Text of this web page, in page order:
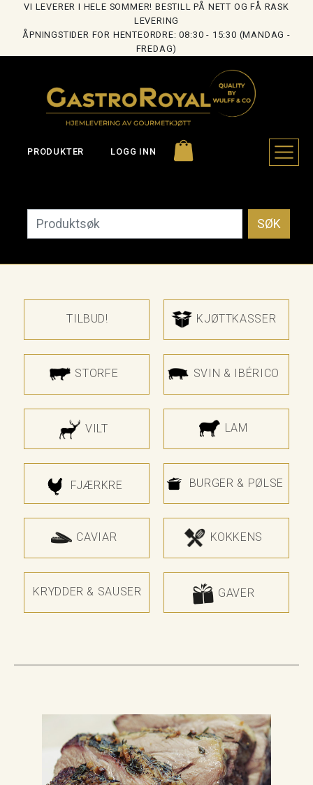
VI LEVERER I HELE SOMMER! BESTILL PÅ NETT OG FÅ RASK
LEVERING
ÅPNINGSTIDER FOR HENTEORDRE: 08:30 - 15:30 (MANDAG -
FREDAG)
PRODUKTER LOGG INN
SØK
TILBUD! KJØTTKASSER
STORFE SVIN & IBÉRICO
VILT LAM
FJÆRKRE BURGER & PØLSE
CAVIAR KOKKENS
KRYDDER & SAUSER GAVER